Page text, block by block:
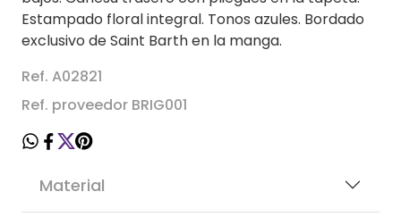
Estampado floral integral. Tonos azules. Bordado
exclusivo de Saint Barth en la manga.
Ref. A02821
Ref. proveedor BRIG001
Material